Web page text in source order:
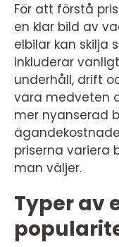
För att förstå
en klar bild av
elbilar kan skilja
inkluderar
underhåll, drift
vara medveten
mer nyanserad
priserna variera
man väljer.
Typer av